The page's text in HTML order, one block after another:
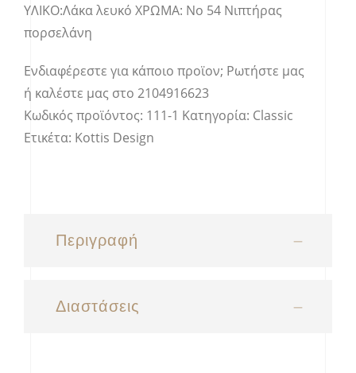
ΥΛΙΚΟ:Λάκα λευκό ΧΡΩΜΑ: Νο 54 Νιπτήρας
πορσελάνη
Ενδιαφέρεστε για κάποιο προϊον; Ρωτήστε μας
ή καλέστε μας στο 2104916623
Κωδικός προϊόντος: 111-1 Κατηγορία: Classic
Ετικέτα: Kottis Design
Περιγραφή
Διαστάσεις